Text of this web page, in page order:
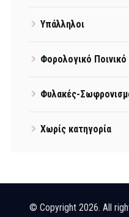
Υπάλληλοι
Φορολογικό Ποινικό
Φυλακές-
Χωρίς κατηγορία
© Copyright 2026. All